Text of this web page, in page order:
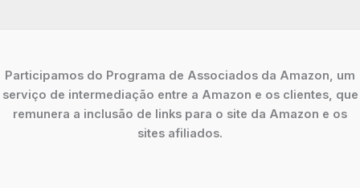
Participamos do Programa de Associados da Amazon, um
serviço de intermediação entre a Amazon e os clientes, que
remunera a inclusão de links para o site da Amazon e os
sites afiliados.